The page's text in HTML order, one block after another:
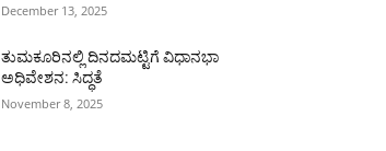
December 13, 2025
ತುಮಕೂರಿನಲ್ಲಿ ದಿನದಮಟ್ಟಿಗೆ ವಿಧಾನಭಾ
ಅಧಿವೇಶನ: ಸಿದ್ಧತೆ
November 8, 2025